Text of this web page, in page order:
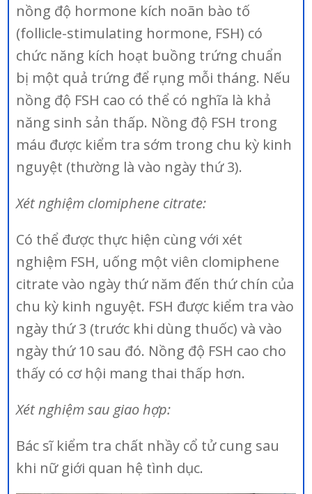
nồng độ hormone kích noãn bào tố
(follicle-stimulating hormone, FSH) có
chức năng kích hoạt buồng trứng chuẩn
bị một quả trứng để rụng mỗi tháng. Nếu
nồng độ FSH cao có thể có nghĩa là khả
năng sinh sản thấp. Nồng độ FSH trong
máu được kiểm tra sớm trong chu kỳ kinh
nguyệt (thường là vào ngày thứ 3).
Xét nghiệm clomiphene citrate:
Có thể được thực hiện cùng với xét
nghiệm FSH, uống một viên clomiphene
citrate vào ngày thứ năm đến thứ chín của
chu kỳ kinh nguyệt. FSH được kiểm tra vào
ngày thứ 3 (trước khi dùng thuốc) và vào
ngày thứ 10 sau đó. Nồng độ FSH cao cho
thấy có cơ hội mang thai thấp hơn.
Xét nghiệm sau giao hợp:
Bác sĩ kiểm tra chất nhầy cổ tử cung sau
khi nữ giới quan hệ tình dục.